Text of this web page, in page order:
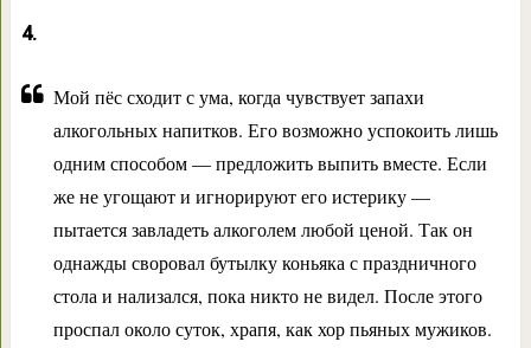
4.
Мой пёс сходит с ума, когда чувствует запахи
алкогольных напитков. Его возможно успокоить лишь
одним способом — предложить выпить вместе. Если
же не угощают и игнорируют его истерику —
пытается завладеть алкоголем любой ценой. Так он
однажды своровал бутылку коньяка с праздничного
стола и нализался, пока никто не видел. После этого
проспал около суток, храпя, как хор пьяных мужиков.